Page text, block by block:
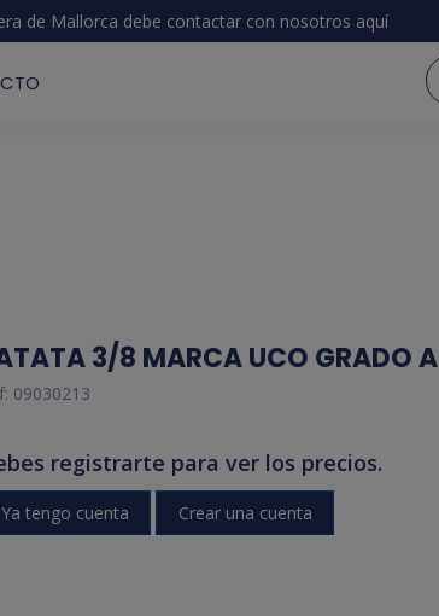
de Mallorca debe contactar con nosotros aquí
3/8 MARCA UCO GRADO A
09030213
registrarte para ver los precios.
Ya tengo cuenta Crear una cuenta